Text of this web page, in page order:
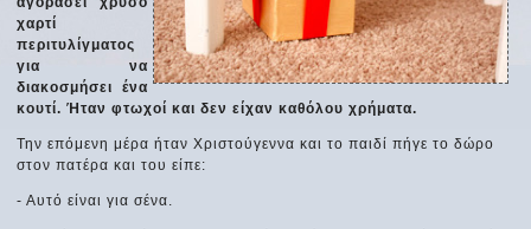
χαρτί
περιτυλίγματος
για να
διακοσμήσει ένα
κουτί. Ήταν φτωχοί και δεν είχαν καθόλου χρήματα.
Την επόμενη μέρα ήταν Χριστούγεννα και το παιδί πήγε το δώρο
στον πατέρα και του είπε:
- Αυτό είναι για σένα.